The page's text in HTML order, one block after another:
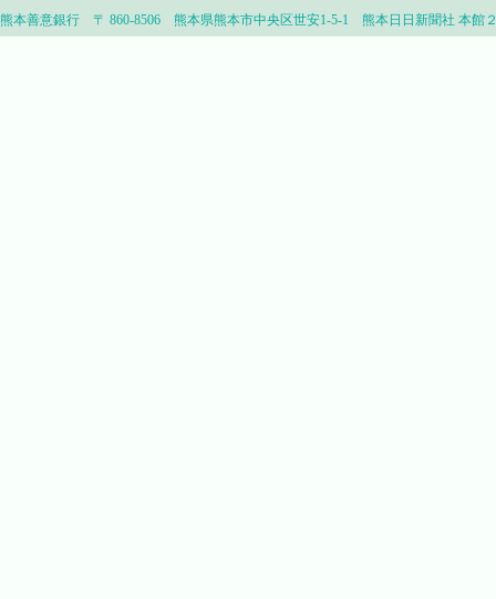
熊本善意銀行 〒 860-8506 熊本県熊本市中央区世安1-5-1 熊本日日新聞社 本館